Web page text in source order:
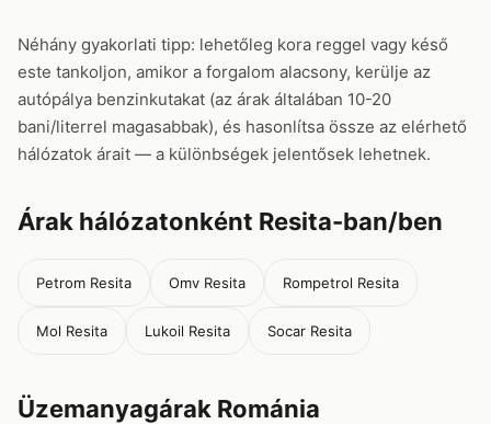
Néhány gyakorlati tipp: lehetőleg kora reggel vagy késő
este tankoljon, amikor a forgalom alacsony, kerülje az
autópálya benzinkutakat (az árak általában 10-20
bani/literrel magasabbak), és hasonlítsa össze az elérhető
hálózatok árait — a különbségek jelentősek lehetnek.
Árak hálózatonként Resita-ban/ben
Petrom Resita Omv Resita Rompetrol Resita
Mol Resita Lukoil Resita Socar Resita
Üzemanyagárak Románia